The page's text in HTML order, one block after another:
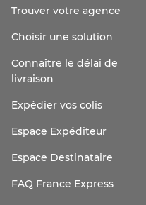
Trouver votre agence
Choisir une solution
Connaître le délai de
livraison
Expédier vos colis
Espace Expéditeur
Espace Destinataire
FAQ France Express